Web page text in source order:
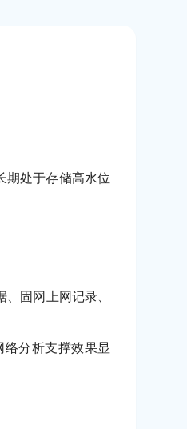
期处于存储高水位
固网上网记录、
分析支撑效果显